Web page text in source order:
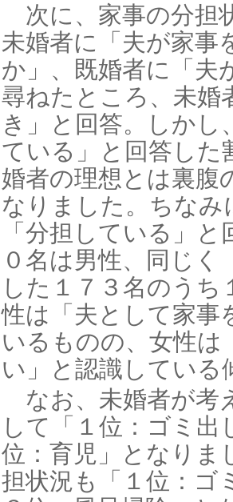
次に、家事の分担
未婚者に「夫が家事
か」、既婚者に「夫
尋ねたところ、未婚
き」と回答。しかし
ている」と回答した
婚者の理想とは裏腹
なりました。ちなみ
「分担している」
０名は男性、同じ
した１７３名のうち
性は「夫として家事
いるものの、女性は
い」と認識している
なお、未婚者が考
して「１位：ゴミ
位：育児」となりま
担状況も「１位：